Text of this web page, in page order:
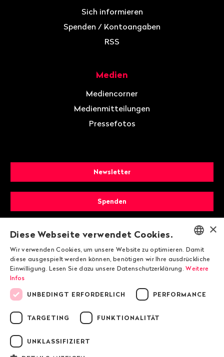
Sich informieren
Spenden / Kontoangaben
RSS
Medien
Mediencorner
Medienmitteilungen
Pressefotos
Newsletter
Spenden
Mitglied werden
© 2026 Public Eye
ENGLISH
DEUTSCH
×
Diese Webseite verwendet Cookies.
Wir verwenden Cookies, um unsere Website zu optimieren. Damit
diese ausgespielt werden können, benötigen wir Ihre ausdrückliche
Einwilligung. Lesen Sie dazu unsere Datenschutzerklärung. Weitere
Infos
UNBEDINGT ERFORDERLICH PERFORMANCE
TARGETING FUNKTIONALITÄT
UNKLASSIFIZIERT